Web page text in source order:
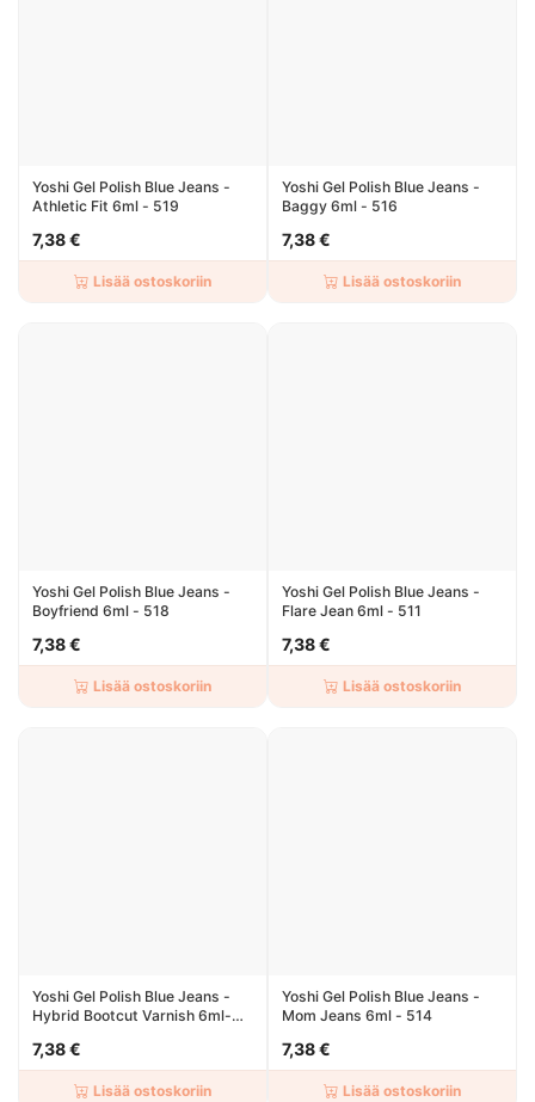
Yoshi Gel Polish Blue Jeans -
Athletic Fit 6ml - 519
7,38 €
Lisää ostoskoriin
Yoshi Gel Polish Blue Jeans -
Baggy 6ml - 516
7,38 €
Lisää ostoskoriin
Yoshi Gel Polish Blue Jeans -
Boyfriend 6ml - 518
7,38 €
Lisää ostoskoriin
Yoshi Gel Polish Blue Jeans -
Flare Jean 6ml - 511
7,38 €
Lisää ostoskoriin
Yoshi Gel Polish Blue Jeans -
Hybrid Bootcut Varnish 6ml-
7,38 €
Lisää ostoskoriin
Yoshi Gel Polish Blue Jeans -
Mom Jeans 6ml - 514
7,38 €
Lisää ostoskoriin